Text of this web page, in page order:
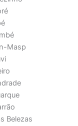
Masp
Belezas